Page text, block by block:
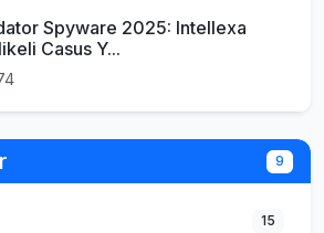
Spyware 2025: Intellexa
Casus Y...
9
15